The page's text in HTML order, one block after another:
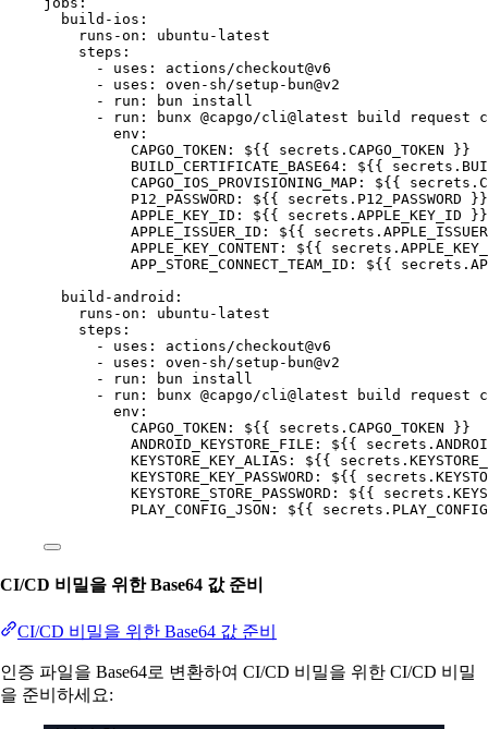
build-ios :
runs-on : ubuntu-latest
steps :
- uses : actions/checkout@v6
- uses : oven-sh/setup-bun@v2
-
run :
bun install
-
run :
bunx @capgo/cli@latest build request
env :
CAPGO_TOKEN : ${{ secrets.CAPGO_TOKEN }}
BUILD_CERTIFICATE_BASE64 : ${{
CAPGO_IOS_PROVISIONING_MAP : ${{
P12_PASSWORD : ${{ secrets.P12_PASSWORD }}
APPLE_KEY_ID : ${{ secrets.APPLE_KEY_ID }}
APPLE_ISSUER_ID : ${{
APPLE_KEY_CONTENT : ${{
APP_STORE_CONNECT_TEAM_ID : ${{
build-android :
runs-on : ubuntu-latest
steps :
- uses : actions/checkout@v6
- uses : oven-sh/setup-bun@v2
-
run :
bun install
-
run :
bunx @capgo/cli@latest build request
env :
CAPGO_TOKEN : ${{ secrets.CAPGO_TOKEN }}
ANDROID_KEYSTORE_FILE : ${{
KEYSTORE_KEY_ALIAS : ${{
KEYSTORE_KEY_PASSWORD : ${{
KEYSTORE_STORE_PASSWORD : ${{
PLAY_CONFIG_JSON : ${{
CI/CD 비밀을 위한 Base64 값 준비
CI/CD 비밀을 위한 Base64 값 준비
인증 파일을 Base64로 변환하여 CI/CD 비밀을 위한 CI/CD 비밀
을 준비하세요: